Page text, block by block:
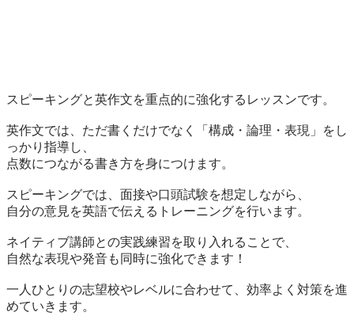
スピーキングと英作文を重点的に強化するレッスンです。
英作文では、ただ書くだけでなく「構成・論理・表現」をし
っかり指導し、
点数につながる書き方を身につけます。
スピーキングでは、面接や口頭試験を想定しながら、
自分の意見を英語で伝えるトレーニングを行います。
ネイティブ講師との実践練習を取り入れることで、
自然な表現や発音も同時に強化できます！
一人ひとりの志望校やレベルに合わせて、効率よく対策を進
めていきます。